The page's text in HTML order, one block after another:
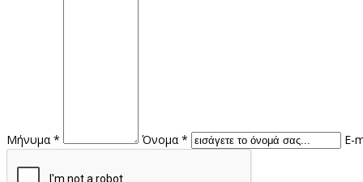
Μήνυμα * Όνομα * E-